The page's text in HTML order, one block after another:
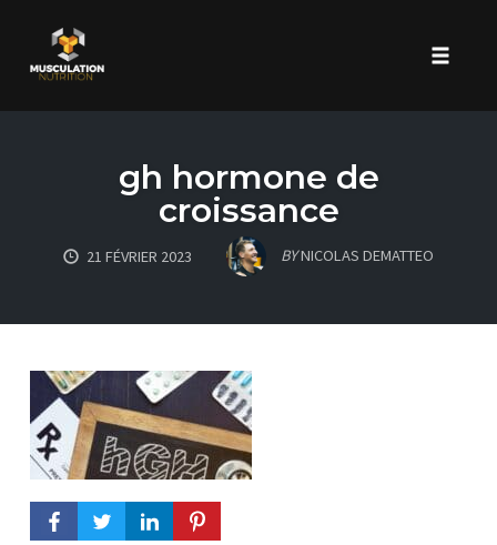
gh hormone de
croissance
21 FÉVRIER 2023 BYNICOLAS DEMATTEO